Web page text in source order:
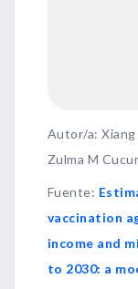
Autor/a: Xiang
Zulma M
Fuente:
vaccination
income and
to 2030: a